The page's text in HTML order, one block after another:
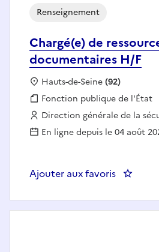
Chargé(e) de
documentaires H/F
Renseignement
Localisation :
Hauts-de-Seine(92)
Fonction publique :
Fonction publique de l'État
Employeur :
Direction générale de la
En ligne depuis le 04 août
Ajouter aux favoris :